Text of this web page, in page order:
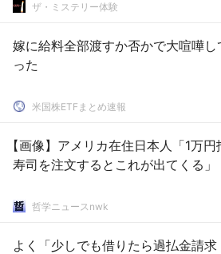
ザ・ミステリー体験
嫁に給料全部渡すか否かで大喧嘩し
った
米国株ETFまとめ速報
【画像】アメリカ在住日本人「1万円
寿司を注文するとこれが出てくる」
哲学ニュースnwk
よく「少しでも借りたら過払金請求